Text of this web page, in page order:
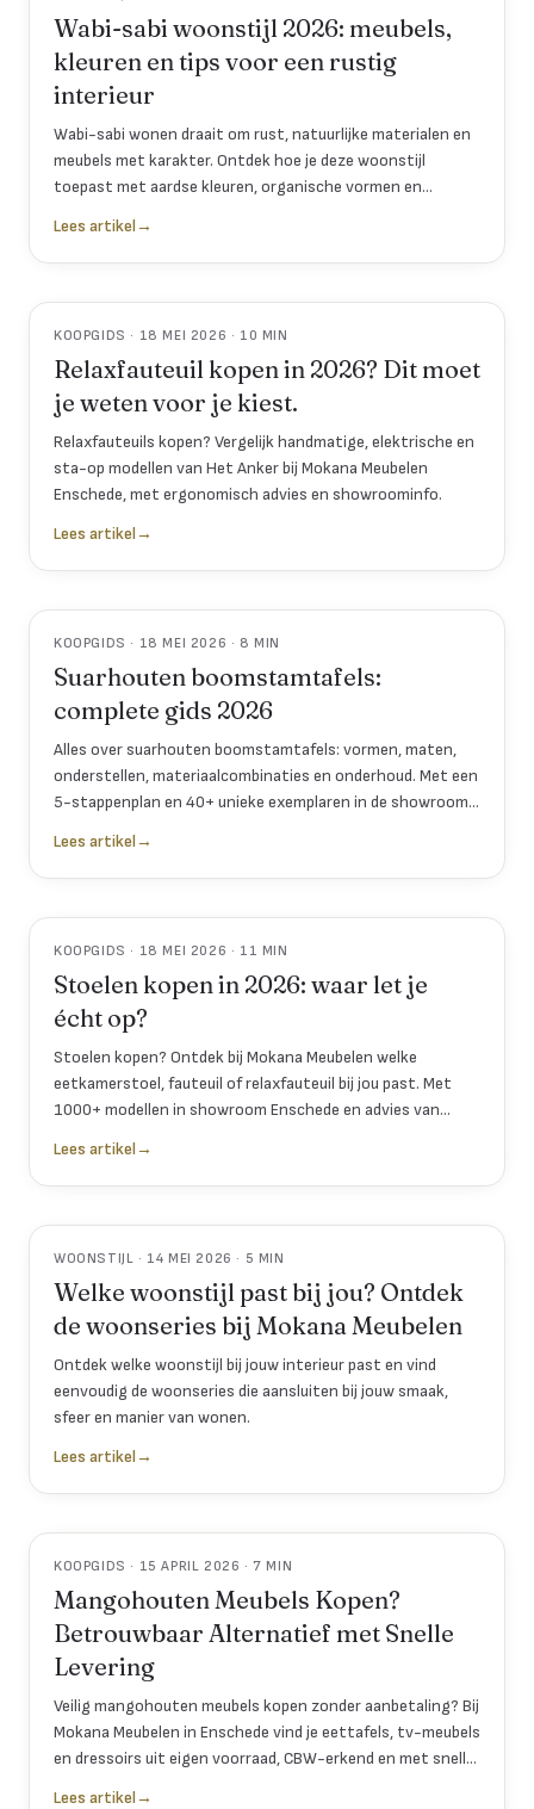
Wabi-sabi woonstijl 2026: meubels,
kleuren en tips voor een rustig
interieur
Wabi-sabi wonen draait om rust, natuurlijke materialen en
meubels met karakter. Ontdek hoe je deze woonstijl
toepast met aardse kleuren, organische vormen en
Lees artikel→
KOOPGIDS · 18 MEI 2026 · 10 MIN
Relaxfauteuil kopen in 2026? Dit moet
je weten voor je kiest.
Relaxfauteuils kopen? Vergelijk handmatige, elektrische en
sta-op modellen van Het Anker bij Mokana Meubelen
Enschede, met ergonomisch advies en showroominfo.
Lees artikel→
KOOPGIDS · 18 MEI 2026 · 8 MIN
Suarhouten boomstamtafels:
complete gids 2026
Alles over suarhouten boomstamtafels: vormen, maten,
onderstellen, materiaalcombinaties en onderhoud. Met een
5-stappenplan en 40+ unieke exemplaren in de showroom
Lees artikel→
KOOPGIDS · 18 MEI 2026 · 11 MIN
Stoelen kopen in 2026: waar let je
écht op?
Stoelen kopen? Ontdek bij Mokana Meubelen welke
eetkamerstoel, fauteuil of relaxfauteuil bij jou past. Met
1000+ modellen in showroom Enschede en advies van
Lees artikel→
WOONSTIJL · 14 MEI 2026 · 5 MIN
Welke woonstijl past bij jou? Ontdek
de woonseries bij Mokana Meubelen
Ontdek welke woonstijl bij jouw interieur past en vind
eenvoudig de woonseries die aansluiten bij jouw smaak,
sfeer en manier van wonen.
Lees artikel→
KOOPGIDS · 15 APRIL 2026 · 7 MIN
Mangohouten Meubels Kopen?
Betrouwbaar Alternatief met Snelle
Levering
Veilig mangohouten meubels kopen zonder aanbetaling? Bij
Mokana Meubelen in Enschede vind je eettafels, tv-meubels
en dressoirs uit eigen voorraad, CBW-erkend en met snelle
Lees artikel→